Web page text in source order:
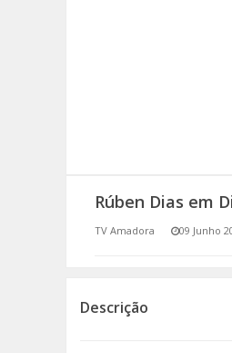
(RE) PENSAMENTOS
Rúben Dias em
TV Amadora 09 Junho
Descrição